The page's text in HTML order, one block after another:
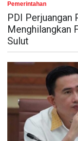
Pemerintahan
PDI Perjuangan
Menghilangkan
Sulut